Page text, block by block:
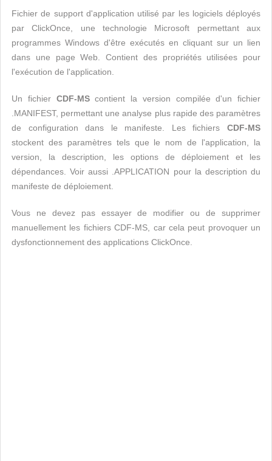
Fichier de support d'application utilisé par les logiciels déployés
par ClickOnce, une technologie Microsoft permettant aux
programmes Windows d'être exécutés en cliquant sur un lien
dans une page Web. Contient des propriétés utilisées pour
l'exécution de l'application.
Un fichier CDF-MScontient la version compilée d'un fichier
.MANIFEST, permettant une analyse plus rapide des paramètres
de configuration dans le manifeste. Les fichiers CDF-MS
stockent des paramètres tels que le nom de l'application, la
version, la description, les options de déploiement et les
dépendances. Voir aussi .APPLICATION pour la description du
manifeste de déploiement.
Vous ne devez pas essayer de modifier ou de supprimer
manuellement les fichiers CDF-MS, car cela peut provoquer un
dysfonctionnement des applications ClickOnce.